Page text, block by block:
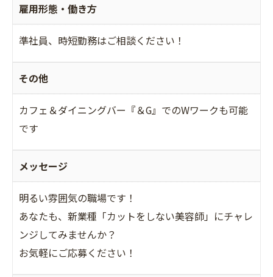
雇用形態・働き方
準社員、時短勤務はご相談ください！
その他
カフェ＆ダイニングバー『＆G』でのWワークも可能
です
メッセージ
明るい雰囲気の職場です！
あなたも、新業種「カットをしない美容師」にチャレ
ンジしてみませんか？
お気軽にご応募ください！